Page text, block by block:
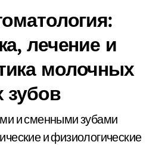
лечение и
молочных
зубов
и сменными зубами
и физиологические